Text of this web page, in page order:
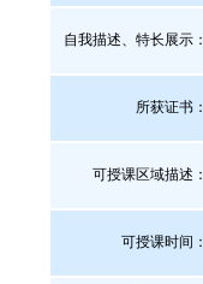
自我描述、特长展示 ：
所获证书 ：
可授课区域描述：
可授课时间：